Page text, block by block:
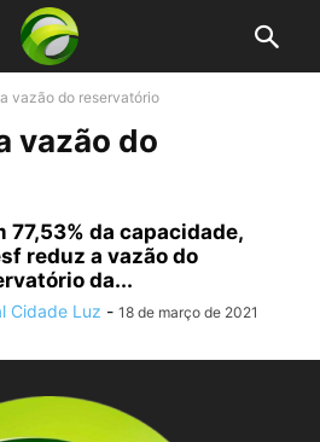
vazão do reservatório
vazão do
77,53% da capacidade,
reduz a vazão do
da...
Cidade Luz - 18 de março de 2021